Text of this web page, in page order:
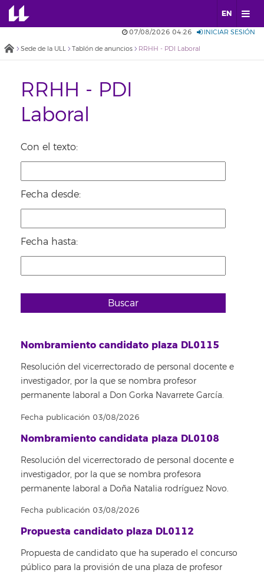
EN
07/08/2026 04:26 INICIAR SESIÓN
Sede de la ULL Tablón de anuncios RRHH - PDI Laboral
RRHH - PDI
Laboral
Con el texto:
Fecha desde:
Fecha hasta:
Buscar
Nombramiento candidato plaza DL0115
Resolución del vicerrectorado de personal docente e
investigador, por la que se nombra profesor
permanente laboral a Don Gorka Navarrete García.
Fecha publicación 03/08/2026
Nombramiento candidata plaza DL0108
Resolución del vicerrectorado de personal docente e
investigador, por la que se nombra profesora
permanente laboral a Doña Natalia rodríguez Novo.
Fecha publicación 03/08/2026
Propuesta candidato plaza DL0112
Propuesta de candidato que ha superado el concurso
público para la provisión de una plaza de profesor